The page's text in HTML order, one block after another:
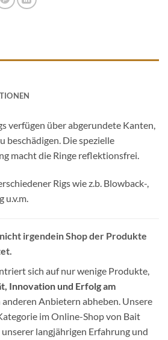
verfügen über abgerundete Kanten,
beschädigen. Die spezielle
macht die Ringe reflektionsfrei.
Rigs wie z.b. Blowback-,
u.v.m.
irgendein Shop der Produkte
sich auf nur wenige Produkte,
Innovation und Erfolg am
Anbietern abheben. Unsere
im Online-Shop von Bait
langjährigen Erfahrung und